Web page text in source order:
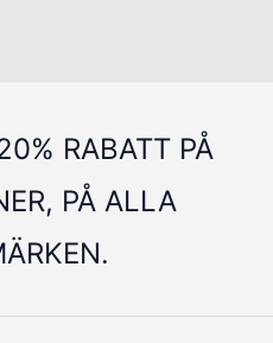
RABATT PÅ
PÅ ALLA